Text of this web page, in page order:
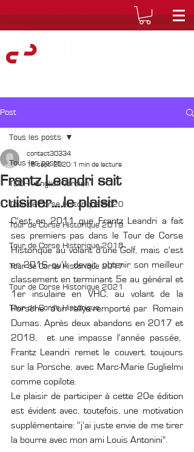
Post
Tous les posts
TDCH - English version
Tour de Corse Historique 2020
Tour de Corse Historique 2019
Tour de Corse Historique 2018
Tour de Corse Historique 2017
Tour de Corse Historique 2021
Tour de Corse Historique
Tous les posts
Frantz Leandri sait
cuisiner....le plaisir
contact30334
18 sept. 2020 1 min de lecture
C'est en 2011 que Frantz Leandri a fait
ses premiers pas dans le Tour de Corse
Historique au volant d'une Golf, mais c'est
en 2016 qu'il  devait  obtenir son meilleur
classement en terminant 5e au général et
1er insulaire en VHC, au volant de la
Porsche  d'un rallye remporté par  Romain
Dumas. Après deux abandons en 2017 et
2018,  et une impasse l'année passée,
Frantz Leandri remet le couvert, toujours
sur la Porsche, avec Marc-Marie Guglielmi
comme copilote.
Le plaisir de participer à cette 20e édition
est évident avec, toutefois, une motivation
supplémentaire: ''j'ai juste envie de me tirer
la bourre avec mon ami Louis Antonini".